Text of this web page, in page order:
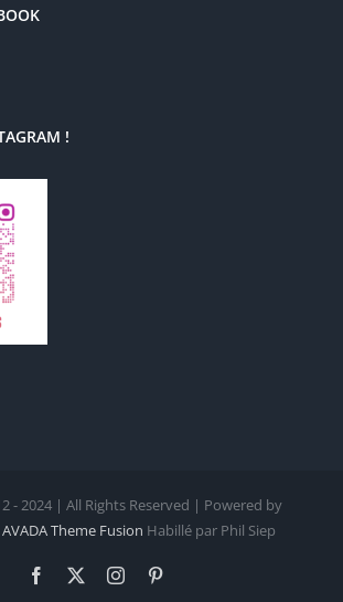
!
- 2024 | All Rights Reserved | Powered by
AVADA Theme Fusion Habillé par Phil Siep
Facebook Instagram